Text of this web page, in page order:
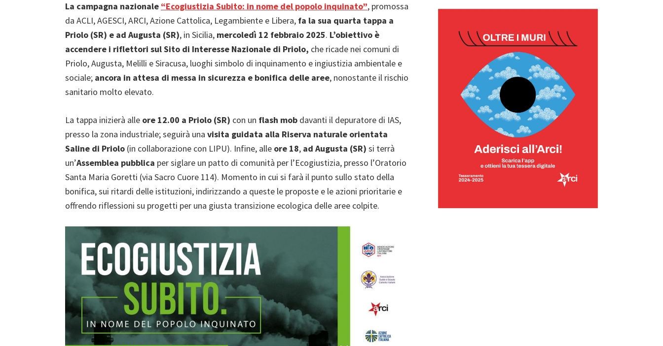
La campagna nazionale “Ecogiustizia Subito: in nome del popolo inquinato”, promossa
da ACLI, AGESCI, ARCI, Azione Cattolica, Legambiente e Libera, fa la sua quarta tappa a
Priolo (SR) e ad Augusta (SR), in Sicilia, mercoledì 12 febbraio 2025. L’obiettivo è
accendere i riflettori sul Sito di Interesse Nazionale di Priolo, che ricade nei comuni di
Priolo, Augusta, Melilli e Siracusa, luoghi simbolo di inquinamento e ingiustizia ambientale e
sociale; ancora in attesa di messa in sicurezza e bonifica delle aree, nonostante il rischio
sanitario molto elevato.
La tappa inizierà alle ore 12.00 a Priolo (SR) con un flash mob davanti il depuratore di IAS,
presso la zona industriale; seguirà una visita guidata alla Riserva naturale orientata
Saline di Priolo (in collaborazione con LIPU). Infine, alle ore 18, ad Augusta (SR) si terrà
un’Assemblea pubblica per siglare un patto di comunità per l’Ecogiustizia, presso l’Oratorio
Santa Maria Goretti (via Sacro Cuore 114). Momento in cui si farà il punto sullo stato della
bonifica, sui ritardi delle istituzioni, indirizzando a queste le proposte e le azioni prioritarie e
offrendo riflessioni su progetti per una giusta transizione ecologica delle aree colpite.